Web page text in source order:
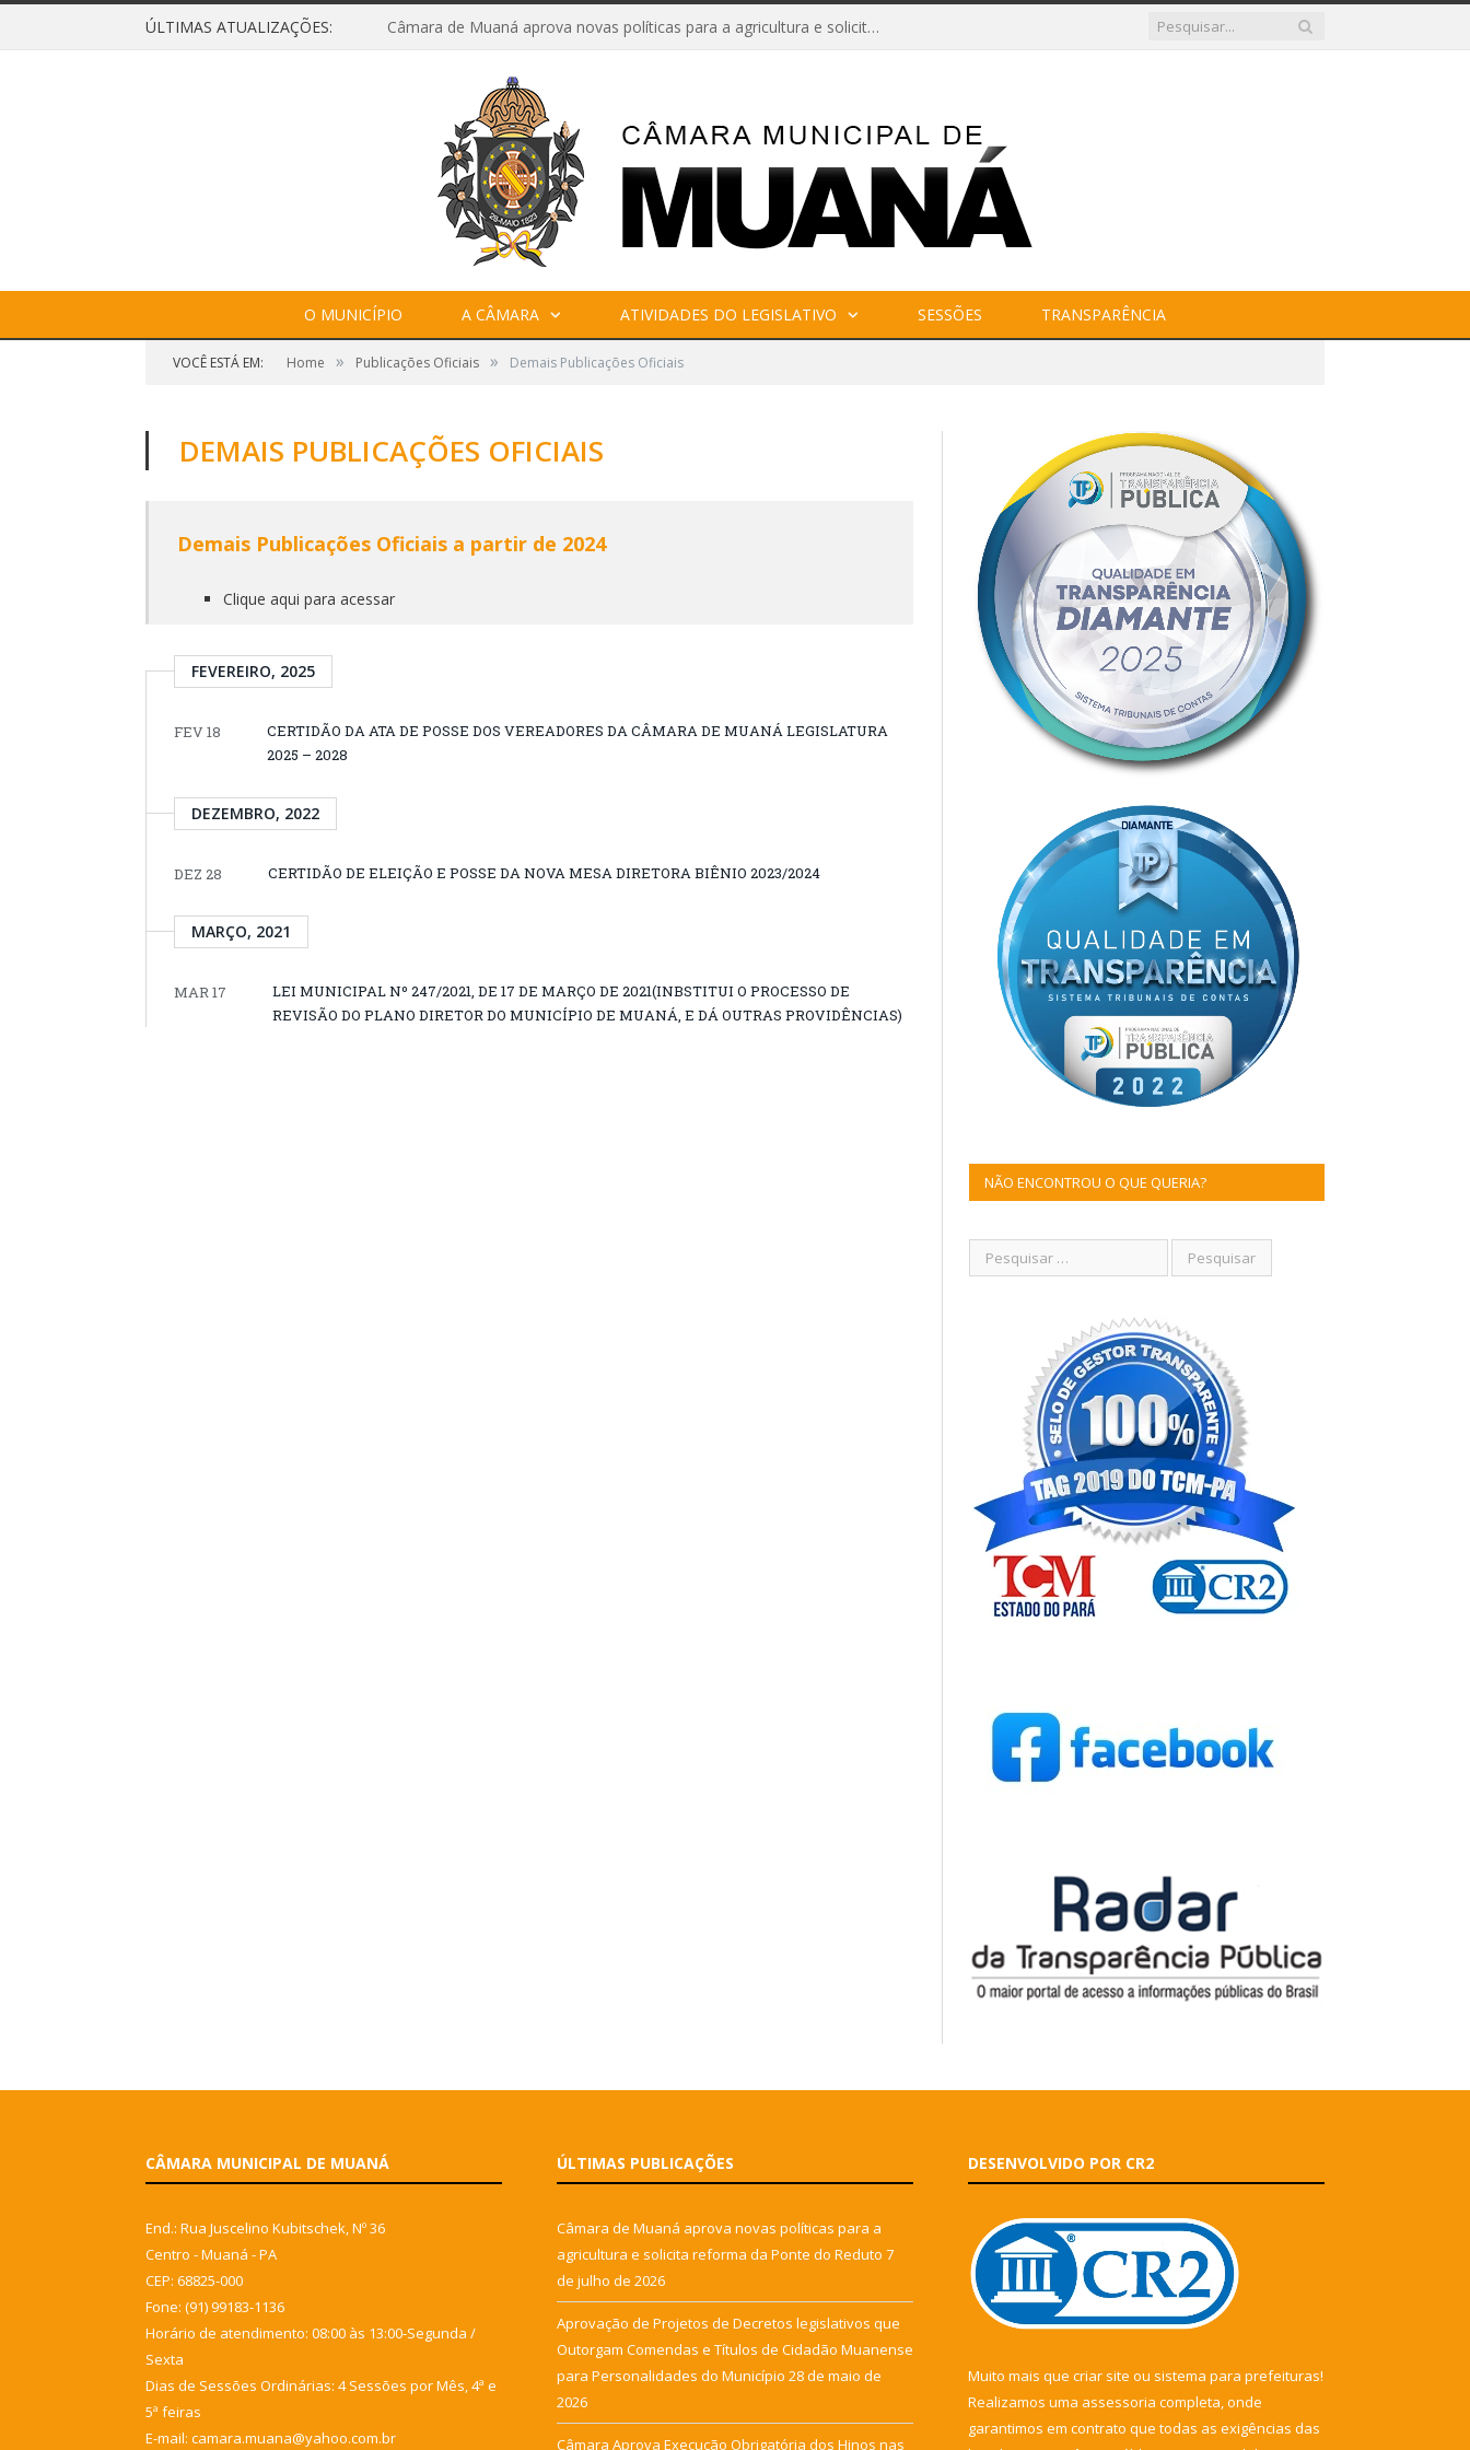
ÚLTIMAS ATUALIZAÇÕES: Câmara de Muaná aprova novas políticas para a agricultura e solicita reforma da Ponte do Reduto
O MUNICÍPIO A CÂMARA ATIVIDADES DO LEGISLATIVO SESSÕES TRANSPARÊNCIA
VOCÊ ESTÁ EM: Home » Publicações Oficiais » Demais Publicações Oficiais
DEMAIS PUBLICAÇÕES OFICIAIS
Demais Publicações Oficiais a partir de 2024
Clique aqui para acessar
FEVEREIRO, 2025
FEV 18
CERTIDÃO DA ATA DE POSSE DOS VEREADORES DA CÂMARA DE MUANÁ LEGISLATURA
2025 – 2028
DEZEMBRO, 2022
DEZ 28 CERTIDÃO DE ELEIÇÃO E POSSE DA NOVA MESA DIRETORA BIÊNIO 2023/2024
MARÇO, 2021
MAR 17
LEI MUNICIPAL Nº 247/2021, DE 17 DE MARÇO DE 2021(INBSTITUI O PROCESSO DE
REVISÃO DO PLANO DIRETOR DO MUNICÍPIO DE MUANÁ, E DÁ OUTRAS PROVIDÊNCIAS)
NÃO ENCONTROU O QUE QUERIA?
CÂMARA MUNICIPAL DE MUANÁ
End.: Rua Juscelino Kubitschek, Nº 36
Centro - Muaná - PA
CEP: 68825-000
Fone: (91) 99183-1136
Horário de atendimento: 08:00 às 13:00-Segunda /
Sexta
Dias de Sessões Ordinárias: 4 Sessões por Mês, 4ª e
5ª feiras
E-mail: camara.muana@yahoo.com.br
ÚLTIMAS PUBLICAÇÕES
Câmara de Muaná aprova novas políticas para a
agricultura e solicita reforma da Ponte do Reduto 7
de julho de 2026
Aprovação de Projetos de Decretos legislativos que
Outorgam Comendas e Títulos de Cidadão Muanense
para Personalidades do Município 28 de maio de
2026
Câmara Aprova Execução Obrigatória dos Hinos nas
DESENVOLVIDO POR CR2
Muito mais que criar site ou sistema para prefeituras!
Realizamos uma assessoria completa, onde
garantimos em contrato que todas as exigências das